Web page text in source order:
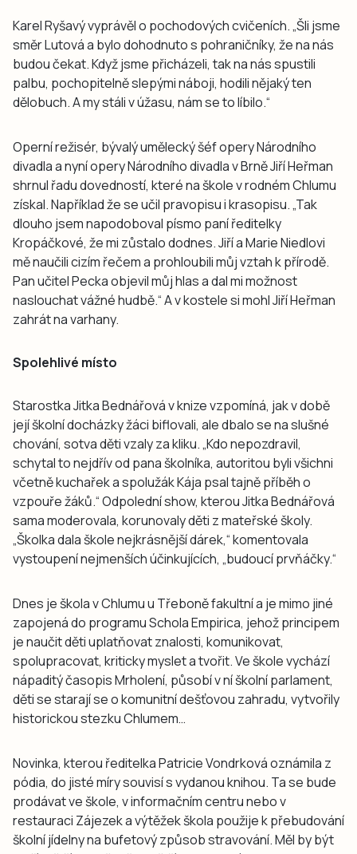
Karel Ryšavý vyprávěl o pochodových cvičeních. „Šli jsme
směr Lutová a bylo dohodnuto s pohraničníky, že na nás
budou čekat. Když jsme přicházeli, tak na nás spustili
palbu, pochopitelně slepými náboji, hodili nějaký ten
dělobuch. A my stáli v úžasu, nám se to líbilo.“
Operní režisér, bývalý umělecký šéf opery Národního
divadla a nyní opery Národního divadla v Brně Jiří Heřman
shrnul řadu dovedností, které na škole v rodném Chlumu
získal. Například že se učil pravopisu i krasopisu. „Tak
dlouho jsem napodoboval písmo paní ředitelky
Kropáčkové, že mi zůstalo dodnes. Jiří a Marie Niedlovi
mě naučili cizím řečem a prohloubili můj vztah k přírodě.
Pan učitel Pecka objevil můj hlas a dal mi možnost
naslouchat vážné hudbě.“ A v kostele si mohl Jiří Heřman
zahrát na varhany.
Spolehlivé místo
Starostka Jitka Bednářová v knize vzpomíná, jak v době
její školní docházky žáci biflovali, ale dbalo se na slušné
chování, sotva děti vzaly za kliku. „Kdo nepozdravil,
schytal to nejdřív od pana školníka, autoritou byli všichni
včetně kuchařek a spolužák Kája psal tajně příběh o
vzpouře žáků.“ Odpolední show, kterou Jitka Bednářová
sama moderovala, korunovaly děti z mateřské školy.
„Školka dala škole nejkrásnější dárek,“ komentovala
vystoupení nejmenších účinkujících, „budoucí prvňáčky.“
Dnes je škola v Chlumu u Třeboně fakultní a je mimo jiné
zapojená do programu Schola Empirica, jehož principem
je naučit děti uplatňovat znalosti, komunikovat,
spolupracovat, kriticky myslet a tvořit. Ve škole vychází
nápaditý časopis Mrholení, působí v ní školní parlament,
děti se starají se o komunitní dešťovou zahradu, vytvořily
historickou stezku Chlumem…
Novinka, kterou ředitelka Patricie Vondrková oznámila z
pódia, do jisté míry souvisí s vydanou knihou. Ta se bude
prodávat ve škole, v informačním centru nebo v
restauraci Zájezek a výtěžek škola použije k přebudování
školní jídelny na bufetový způsob stravování. Měl by být